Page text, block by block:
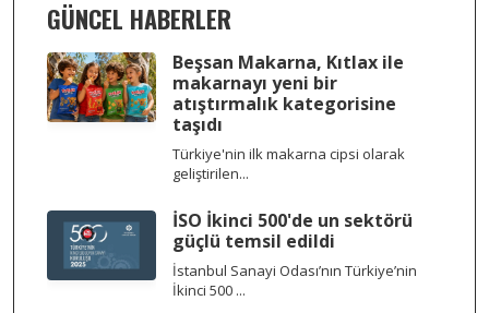
GÜNCEL HABERLER
Beşsan Makarna, Kıtlax ile
makarnayı yeni bir
atıştırmalık kategorisine
taşıdı
Türkiye'nin ilk makarna cipsi olarak
geliştirilen...
İSO İkinci 500'de un sektörü
güçlü temsil edildi
İstanbul Sanayi Odası’nın Türkiye’nin
İkinci 500 ...